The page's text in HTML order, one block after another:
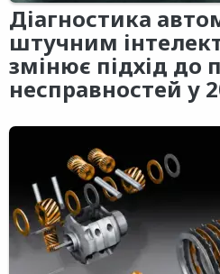
Діагностика
штучним
змінює підхід до
несправностей у